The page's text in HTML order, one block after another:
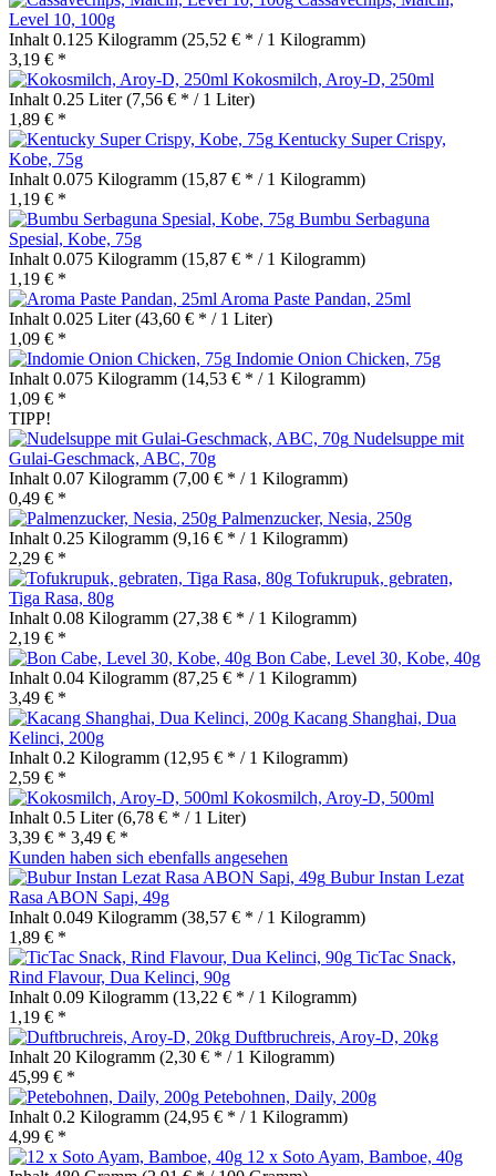
Level 10, 100g
Inhalt 0.125 Kilogramm (25,52 € * / 1 Kilogramm)
3,19 € *
Kokosmilch, Aroy-D, 250ml
Inhalt 0.25 Liter(7,56 € * / 1 Liter)
1,89 € *
Kentucky Super Crispy,
Kobe, 75g
Inhalt 0.075 Kilogramm (15,87 € * / 1 Kilogramm)
1,19 € *
Bumbu Serbaguna
Spesial, Kobe, 75g
Inhalt 0.075 Kilogramm (15,87 € * / 1 Kilogramm)
1,19 € *
Aroma Paste Pandan, 25ml
Inhalt 0.025 Liter(43,60 € * / 1 Liter)
1,09 € *
Indomie Onion Chicken, 75g
Inhalt 0.075 Kilogramm (14,53 € * / 1 Kilogramm)
1,09 € *
TIPP!
Nudelsuppe mit
Gulai-Geschmack, ABC, 70g
Inhalt 0.07 Kilogramm (7,00 € * / 1 Kilogramm)
0,49 € *
Palmenzucker, Nesia, 250g
Inhalt 0.25 Kilogramm (9,16 € * / 1 Kilogramm)
2,29 € *
Tofukrupuk, gebraten,
Tiga Rasa, 80g
Inhalt 0.08 Kilogramm (27,38 € * / 1 Kilogramm)
2,19 € *
Bon Cabe, Level 30, Kobe, 40g
Inhalt 0.04 Kilogramm (87,25 € * / 1 Kilogramm)
3,49 € *
Kacang Shanghai, Dua
Kelinci, 200g
Inhalt 0.2 Kilogramm (12,95 € * / 1 Kilogramm)
2,59 € *
Kokosmilch, Aroy-D, 500ml
Inhalt 0.5 Liter(6,78 € * / 1 Liter)
3,39 € * 3,49 € *
Kunden haben sich ebenfalls angesehen
Bubur Instan Lezat
Rasa ABON Sapi, 49g
Inhalt 0.049 Kilogramm (38,57 € * / 1 Kilogramm)
1,89 € *
TicTac Snack,
Rind Flavour, Dua Kelinci, 90g
Inhalt 0.09 Kilogramm (13,22 € * / 1 Kilogramm)
1,19 € *
Duftbruchreis, Aroy-D, 20kg
Inhalt 20 Kilogramm (2,30 € * / 1 Kilogramm)
45,99 € *
Petebohnen, Daily, 200g
Inhalt 0.2 Kilogramm (24,95 € * / 1 Kilogramm)
4,99 € *
12 x Soto Ayam, Bamboe, 40g